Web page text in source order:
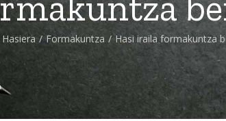
Hasiera / Formakuntza / Hasi iraila formakuntza